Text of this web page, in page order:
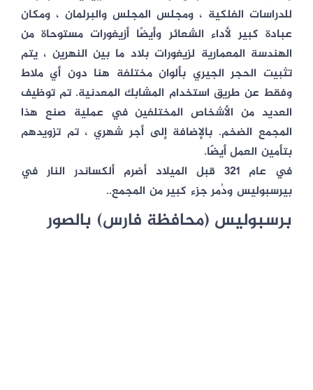
للدراسات الفلكية ، ومجلس المجلس والبرلمان ، ومكان
عبادة كبير لأداء الشعائر وأيضًا أزيغورات مستوحاة من
الهندسة المعمارية لزيغورات بلاد ما بين النهرين ، يتم
تثبيت الحجر الجيري بألوان مختلفة هنا دون أي ملاط
وفقط عن طريق استخدام المشابك المعدنية. تم توظيف
العديد من الأشخاص المختلفين في عملية صنع هذا
المجمع الضخم. بالإضافة إلى أجر شهري ، تم تزويدهم
بتأمين العمل أيضًا.
في عام 321 قبل الميلاد أضرم ألكساندر النار في
بيرسبوليس ودُمر جزء كبير من المجمع..
برسبوليس (محافظة فارس) بالصور